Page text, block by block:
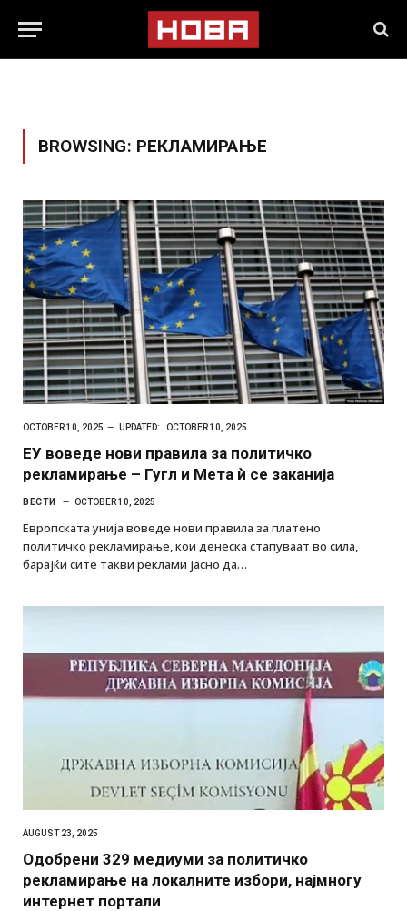
BROWSING: РЕКЛАМИРАЊЕ
OCTOBER 10, 2025 UPDATED: OCTOBER 10, 2025
ЕУ воведе нови правила за политичко
рекламирање – Гугл и Мета ѝ се заканија
ВЕСТИ OCTOBER 10, 2025
Европската унија воведе нови правила за платено
политичко рекламирање, кои денеска стапуваат во сила,
барајќи сите такви реклами јасно да…
AUGUST 23, 2025
Одобрени 329 медиуми за политичко
рекламирање на локалните избори, најмногу
интернет портали